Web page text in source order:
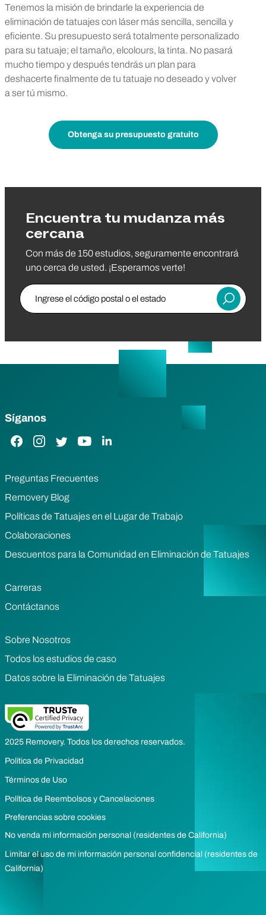
Tenemos la misión de brindarle la experiencia de
eliminación de tatuajes con láser más sencilla, sencilla y
eficiente. Su presupuesto será totalmente personalizado
para su tatuaje; el tamaño, elcolours, la tinta. No pasará
mucho tiempo y después tendrás un plan para
deshacerte finalmente de tu tatuaje no deseado y volver
a ser tú mismo.
Obtenga su presupuesto gratuito
Encuentra tu mudanza más
cercana
Con más de 150 estudios, seguramente encontrará
uno cerca de usted. ¡Esperamos verte!
Ingrese el código postal o el estado
Entregar
Síganos
Enlace de Facebook
Enlace de Instagram
Enlace de Twitter
Enlace de YouTube
Enlace de LinkedIn
Preguntas Frecuentes
Removery Blog
Políticas de Tatuajes en el Lugar de Trabajo
Colaboraciones
Descuentos para la Comunidad en Eliminación de Tatuajes
Carreras
Contáctanos
Sobre Nosotros
Todos los estudios de caso
Datos sobre la Eliminación de Tatuajes
2025 Removery. Todos los derechos reservados.
Política de Privacidad
Términos de Uso
Política de Reembolsos y Cancelaciones
Preferencias sobre cookies
No venda mi información personal (residentes de California)
Limitar el uso de mi información personal confidencial (residentes de
California)